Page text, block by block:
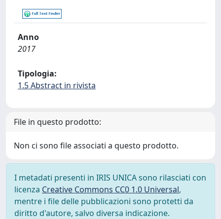
Anno
2017
Tipologia:
1.5 Abstract in rivista
File in questo prodotto:
Non ci sono file associati a questo prodotto.
I metadati presenti in IRIS UNICA sono rilasciati con
licenza Creative Commons CC0 1.0 Universal,
mentre i file delle pubblicazioni sono protetti da
diritto d'autore, salvo diversa indicazione.